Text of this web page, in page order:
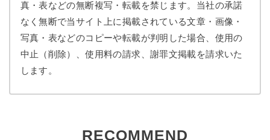
真・表などの無断複写・転載を禁じます。当社の承諾
なく無断で当サイト上に掲載されている文章・画像・
写真・表などのコピーや転載が判明した場合、使用の
中止（削除）、使用料の請求、謝罪文掲載を請求いた
します。
RECOMMEND